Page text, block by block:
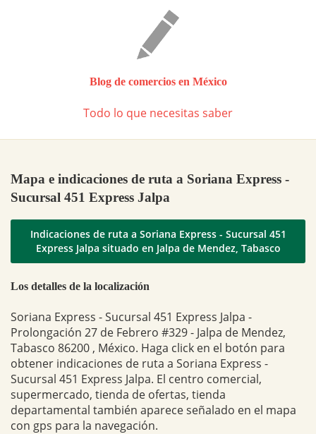
Blog de comercios en México
Todo lo que necesitas saber
Mapa e indicaciones de ruta a Soriana Express -
Sucursal 451 Express Jalpa
Indicaciones de ruta a Soriana Express - Sucursal 451
Express Jalpa situado en Jalpa de Mendez, Tabasco
Los detalles de la localización
Soriana Express - Sucursal 451 Express Jalpa -
Prolongación 27 de Febrero #329 - Jalpa de Mendez,
Tabasco 86200 , México. Haga click en el botón para
obtener indicaciones de ruta a Soriana Express -
Sucursal 451 Express Jalpa. El centro comercial,
supermercado, tienda de ofertas, tienda
departamental también aparece señalado en el mapa
con gps para la navegación.